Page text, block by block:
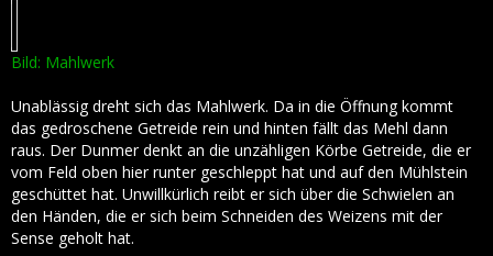
Bild: Mahlwerk
Unablässig dreht sich das Mahlwerk. Da in die Öffnung kommt
das gedroschene Getreide rein und hinten fällt das Mehl dann
raus. Der Dunmer denkt an die unzähligen Körbe Getreide, die er
vom Feld oben hier runter geschleppt hat und auf den Mühlstein
geschüttet hat. Unwillkürlich reibt er sich über die Schwielen an
den Händen, die er sich beim Schneiden des Weizens mit der
Sense geholt hat.